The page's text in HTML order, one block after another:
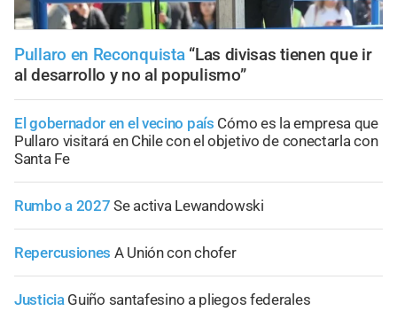
Pullaro en Reconquista “Las divisas tienen que ir
al desarrollo y no al populismo”
El gobernador en el vecino país Cómo es la empresa que
Pullaro visitará en Chile con el objetivo de conectarla con
Santa Fe
Rumbo a 2027 Se activa Lewandowski
Repercusiones A Unión con chofer
Justicia Guiño santafesino a pliegos federales